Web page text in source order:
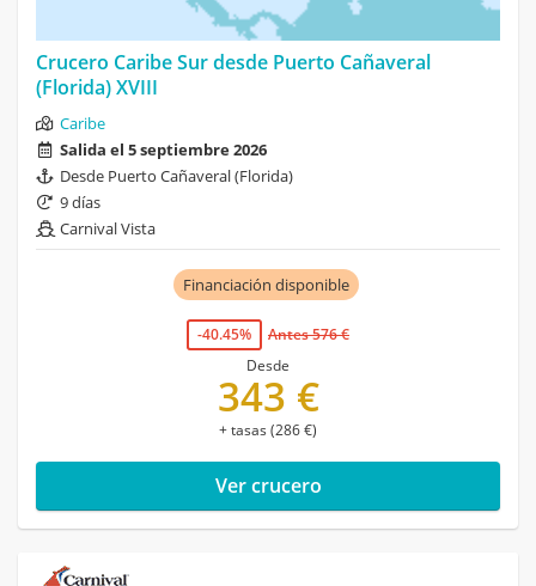
Crucero Caribe Sur desde Puerto Cañaveral
(Florida) XVIII
Caribe
Salida el 5 septiembre 2026
Desde Puerto Cañaveral (Florida)
9 días
Carnival Vista
Financiación disponible
-40.45%
Antes 576 €
Desde
343 €
+ tasas (286 €)
Ver crucero